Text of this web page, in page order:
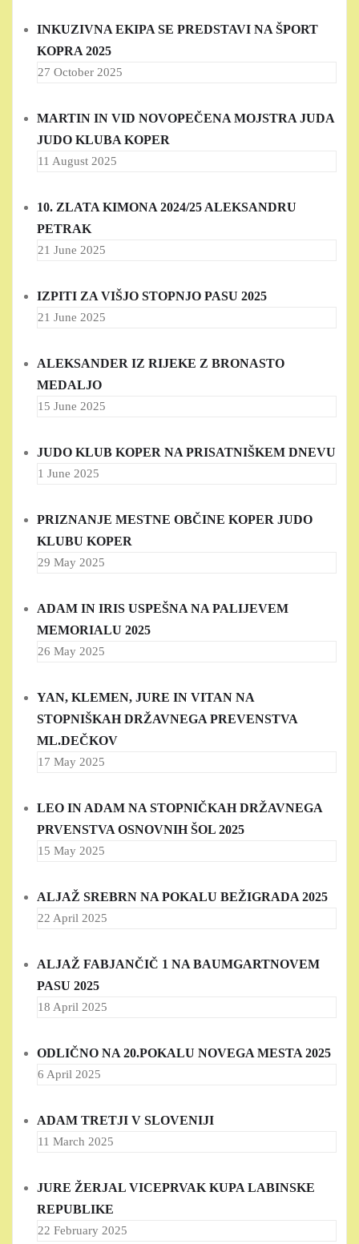
INKUZIVNA EKIPA SE PREDSTAVI NA ŠPORT
KOPRA 2025
27 October 2025
MARTIN IN VID NOVOPEČENA MOJSTRA JUDA
JUDO KLUBA KOPER
11 August 2025
10. ZLATA KIMONA 2024/25 ALEKSANDRU
PETRAK
21 June 2025
IZPITI ZA VIŠJO STOPNJO PASU 2025
21 June 2025
ALEKSANDER IZ RIJEKE Z BRONASTO
MEDALJO
15 June 2025
JUDO KLUB KOPER NA PRISATNIŠKEM DNEVU
1 June 2025
PRIZNANJE MESTNE OBČINE KOPER JUDO
KLUBU KOPER
29 May 2025
ADAM IN IRIS USPEŠNA NA PALIJEVEM
MEMORIALU 2025
26 May 2025
YAN, KLEMEN, JURE IN VITAN NA
STOPNIŠKAH DRŽAVNEGA PREVENSTVA
ML.DEČKOV
17 May 2025
LEO IN ADAM NA STOPNIČKAH DRŽAVNEGA
PRVENSTVA OSNOVNIH ŠOL 2025
15 May 2025
ALJAŽ SREBRN NA POKALU BEŽIGRADA 2025
22 April 2025
ALJAŽ FABJANČIČ 1 NA BAUMGARTNOVEM
PASU 2025
18 April 2025
ODLIČNO NA 20.POKALU NOVEGA MESTA 2025
6 April 2025
ADAM TRETJI V SLOVENIJI
11 March 2025
JURE ŽERJAL VICEPRVAK KUPA LABINSKE
REPUBLIKE
22 February 2025